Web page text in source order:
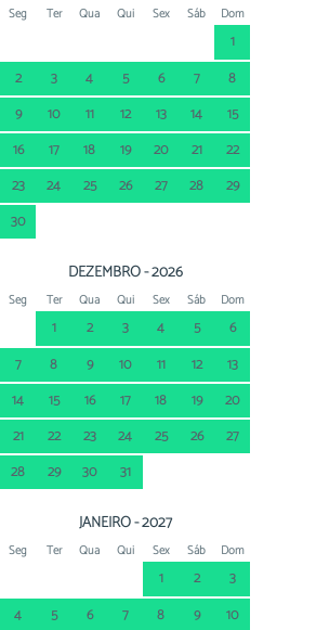
Seg Ter Qua Qui Sex Sáb Dom
1
2
3 4 5 6 7
8
9
10 11 12 13 14
15
16
17 18 19 20 21
22
23
24 25 26 27 28
29
30
DEZEMBRO - 2026
Seg Ter Qua Qui Sex Sáb Dom
1 2 3 4 5
6
7
8 9 10 11 12
13
14
15 16 17 18 19
20
21
22 23 24 25 26
27
28
29 30 31
JANEIRO - 2027
Seg Ter Qua Qui Sex Sáb Dom
1 2
3
4
5 6 7 8 9
10